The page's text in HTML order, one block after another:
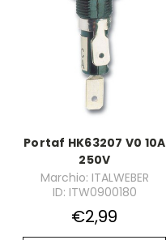
Portaf HK63207 V0 10A
250V
Marchio: ITALWEBER
ID: ITW0900180
€2,99